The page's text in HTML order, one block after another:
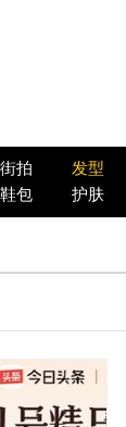
街拍
发型
鞋包 护肤